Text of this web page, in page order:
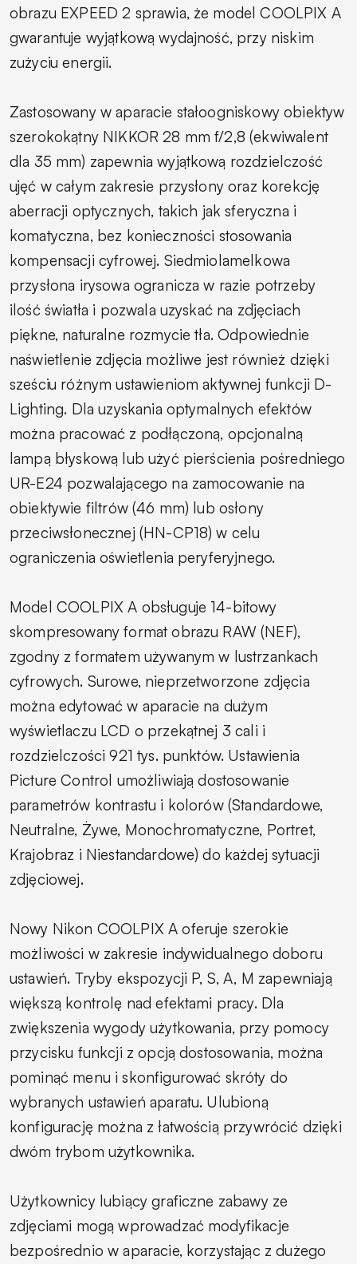
obrazu EXPEED 2 sprawia, że model COOLPIX A
gwarantuje wyjątkową wydajność, przy niskim
zużyciu energii.
Zastosowany w aparacie stałoogniskowy obiektyw
szerokokątny NIKKOR 28 mm f/2,8 (ekwiwalent
dla 35 mm) zapewnia wyjątkową rozdzielczość
ujęć w całym zakresie przysłony oraz korekcję
aberracji optycznych, takich jak sferyczna i
komatyczna, bez konieczności stosowania
kompensacji cyfrowej. Siedmiolamelkowa
przysłona irysowa ogranicza w razie potrzeby
ilość światła i pozwala uzyskać na zdjęciach
piękne, naturalne rozmycie tła. Odpowiednie
naświetlenie zdjęcia możliwe jest również dzięki
sześciu różnym ustawieniom aktywnej funkcji D-
Lighting. Dla uzyskania optymalnych efektów
można pracować z podłączoną, opcjonalną
lampą błyskową lub użyć pierścienia pośredniego
UR-E24 pozwalającego na zamocowanie na
obiektywie filtrów (46 mm) lub osłony
przeciwsłonecznej (HN-CP18) w celu
ograniczenia oświetlenia peryferyjnego.
Model COOLPIX A obsługuje 14-bitowy
skompresowany format obrazu RAW (NEF),
zgodny z formatem używanym w lustrzankach
cyfrowych. Surowe, nieprzetworzone zdjęcia
można edytować w aparacie na dużym
wyświetlaczu LCD o przekątnej 3 cali i
rozdzielczości 921 tys. punktów. Ustawienia
Picture Control umożliwiają dostosowanie
parametrów kontrastu i kolorów (Standardowe,
Neutralne, Żywe, Monochromatyczne, Portret,
Krajobraz i Niestandardowe) do każdej sytuacji
zdjęciowej.
Nowy Nikon COOLPIX A oferuje szerokie
możliwości w zakresie indywidualnego doboru
ustawień. Tryby ekspozycji P, S, A, M zapewniają
większą kontrolę nad efektami pracy. Dla
zwiększenia wygody użytkowania, przy pomocy
przycisku funkcji z opcją dostosowania, można
pominąć menu i skonfigurować skróty do
wybranych ustawień aparatu. Ulubioną
konfigurację można z łatwością przywrócić dzięki
dwóm trybom użytkownika.
Użytkownicy lubiący graficzne zabawy ze
zdjęciami mogą wprowadzać modyfikacje
bezpośrednio w aparacie, korzystając z dużego